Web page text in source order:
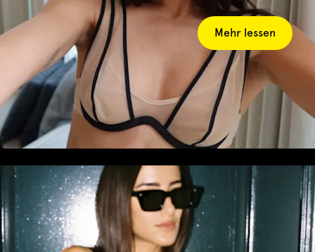
Mehr lessen